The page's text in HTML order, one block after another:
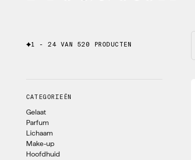
1 - 24 VAN 520 PRODUCTEN
CATEGORIEËN
Gelaat
Parfum
Lichaam
Make-up
Hoofdhuid